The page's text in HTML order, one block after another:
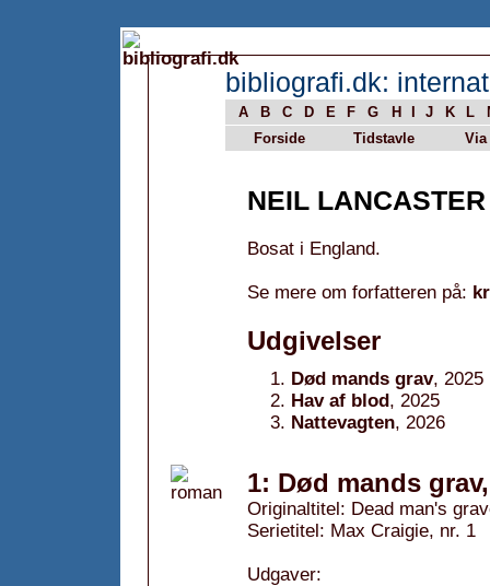
bibliografi.dk:
A B C D E F G H J K L
Forside
Tidstavle Via
NEIL LANCASTER
Bosat i England.
Se mere om forfatteren på:
Udgivelser
Død mands grav, 2025
Hav af blod, 2025
Nattevagten, 2026
1: Død mands
Originaltitel: Dead man's
Serietitel: Max Craigie, nr. 1
Udgaver: